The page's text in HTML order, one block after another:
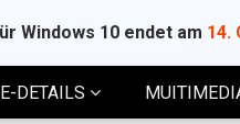
Windows 10 endet am 14.
DETAILS